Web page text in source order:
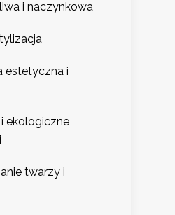
i naczynkowa
estetyczna i
ekologiczne
twarzy i